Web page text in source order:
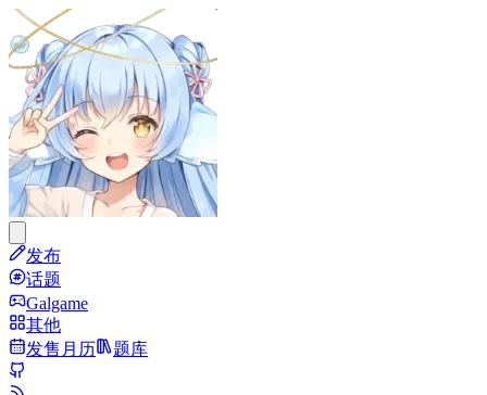
发布
话题
Galgame
其他
发售月历
题库